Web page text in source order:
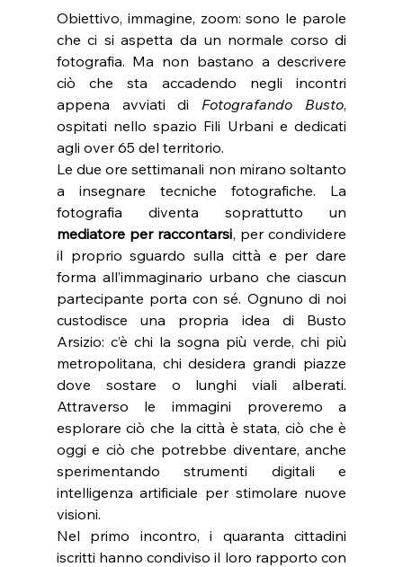
Obiettivo, immagine, zoom: sono le parole
che ci si aspetta da un normale corso di
fotografia. Ma non bastano a descrivere
ciò che sta accadendo negli incontri
appena avviati di Fotografando Busto,
ospitati nello spazio Fili Urbani e dedicati
agli over 65 del territorio.
Le due ore settimanali non mirano soltanto
a insegnare tecniche fotografiche. La
mediatore per raccontarsi, per condividere
il proprio sguardo sulla città e per dare
forma all’immaginario urbano che ciascun
partecipante porta con sé. Ognuno di noi
custodisce una propria idea di Busto
Arsizio: c’è chi la sogna più verde, chi più
metropolitana, chi desidera grandi piazze
dove sostare o lunghi viali alberati.
Attraverso le immagini proveremo a
esplorare ciò che la città è stata, ciò che è
oggi e ciò che potrebbe diventare, anche
sperimentando strumenti digitali e
intelligenza artificiale per stimolare nuove
visioni.
Nel primo incontro, i quaranta cittadini
iscritti hanno condiviso il loro rapporto con